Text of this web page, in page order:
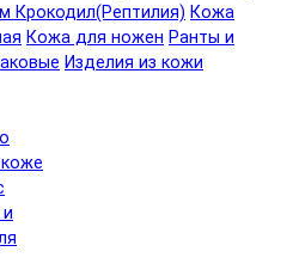
Крокодил(Рептилия) Кожа
Кожа для ножен Ранты и
Изделия из кожи